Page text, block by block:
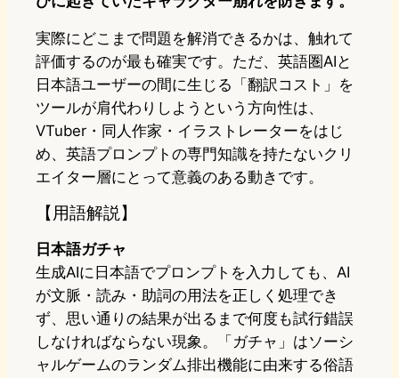
実際にどこまで問題を解消できるかは、触れて
評価するのが最も確実です。ただ、英語圏AIと
日本語ユーザーの間に生じる「翻訳コスト」を
ツールが肩代わりしようという方向性は、
VTuber・同人作家・イラストレーターをはじ
め、英語プロンプトの専門知識を持たないクリ
エイター層にとって意義のある動きです。
【用語解説】
日本語ガチャ
生成AIに日本語でプロンプトを入力しても、AI
が文脈・読み・助詞の用法を正しく処理でき
ず、思い通りの結果が出るまで何度も試行錯誤
しなければならない現象。「ガチャ」はソーシ
ャルゲームのランダム排出機能に由来する俗語